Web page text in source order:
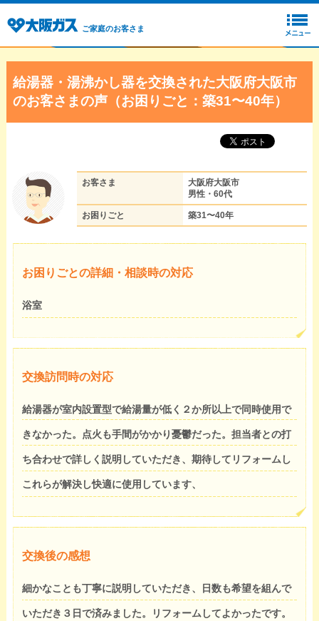
ご家庭のお客さま
給湯器・湯沸かし器を交換された大阪府大阪市
のお客さまの声（お困りごと：築31〜40年）
お客さま
大阪府大阪市
男性・60代
お困りごと 築31〜40年
お困りごとの詳細・相談時の対応
浴室
交換訪問時の対応
給湯器が室内設置型で給湯量が低く２か所以上で同時使用で
きなかった。点火も手間がかかり憂鬱だった。担当者との打
ち合わせで詳しく説明していただき、期待してリフォームし
これらが解決し快適に使用しています、
交換後の感想
細かなことも丁寧に説明していただき、日数も希望を組んで
いただき３日で済みました。リフォームしてよかったです。